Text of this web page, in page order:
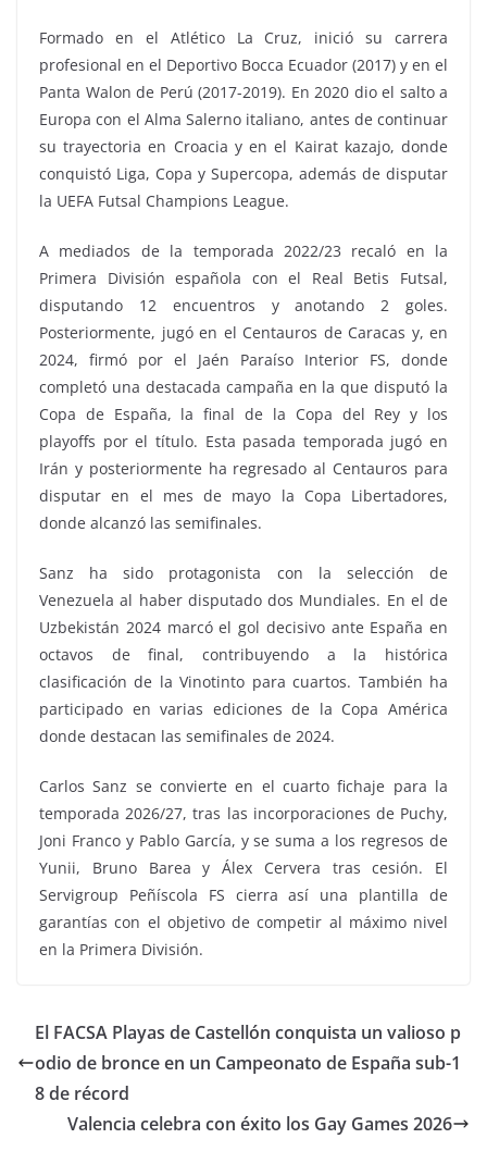
Formado en el Atlético La Cruz, inició su carrera
profesional en el Deportivo Bocca Ecuador (2017) y en el
Panta Walon de Perú (2017-2019). En 2020 dio el salto a
Europa con el Alma Salerno italiano, antes de continuar
su trayectoria en Croacia y en el Kairat kazajo, donde
conquistó Liga, Copa y Supercopa, además de disputar
la UEFA Futsal Champions League.
A mediados de la temporada 2022/23 recaló en la
Primera División española con el Real Betis Futsal,
disputando 12 encuentros y anotando 2 goles.
Posteriormente, jugó en el Centauros de Caracas y, en
2024, firmó por el Jaén Paraíso Interior FS, donde
completó una destacada campaña en la que disputó la
Copa de España, la final de la Copa del Rey y los
playoffs por el título. Esta pasada temporada jugó en
Irán y posteriormente ha regresado al Centauros para
disputar en el mes de mayo la Copa Libertadores,
donde alcanzó las semifinales.
Sanz ha sido protagonista con la selección de
Venezuela al haber disputado dos Mundiales. En el de
Uzbekistán 2024 marcó el gol decisivo ante España en
octavos de final, contribuyendo a la histórica
clasificación de la Vinotinto para cuartos. También ha
participado en varias ediciones de la Copa América
donde destacan las semifinales de 2024.
Carlos Sanz se convierte en el cuarto fichaje para la
temporada 2026/27, tras las incorporaciones de Puchy,
Joni Franco y Pablo García, y se suma a los regresos de
Yunii, Bruno Barea y Álex Cervera tras cesión. El
Servigroup Peñíscola FS cierra así una plantilla de
garantías con el objetivo de competir al máximo nivel
en la Primera División.
El FACSA Playas de Castellón conquista un valioso p
odio de bronce en un Campeonato de España sub-1
8 de récord
Valencia celebra con éxito los Gay Games 2026